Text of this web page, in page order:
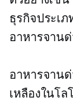
ธุรกิจประเ
อาหารจาน
อาหารจาน
เหลืองในโ